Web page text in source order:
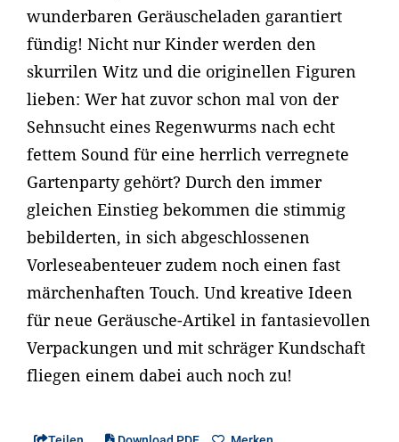
wunderbaren Geräuscheladen garantiert
fündig! Nicht nur Kinder werden den
skurrilen Witz und die originellen Figuren
lieben: Wer hat zuvor schon mal von der
Sehnsucht eines Regenwurms nach echt
fettem Sound für eine herrlich verregnete
Gartenparty gehört? Durch den immer
gleichen Einstieg bekommen die stimmig
bebilderten, in sich abgeschlossenen
Vorleseabenteuer zudem noch einen fast
märchenhaften Touch. Und kreative Ideen
für neue Geräusche-Artikel in fantasievollen
Verpackungen und mit schräger Kundschaft
fliegen einem dabei auch noch zu!